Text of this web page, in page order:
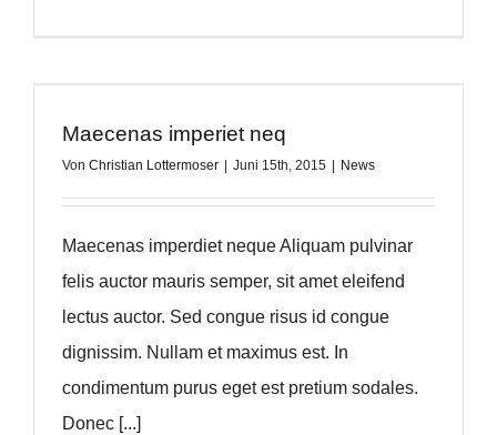
Maecenas imperiet neq
Von Christian Lottermoser Juni 15th, 2015 News
Maecenas imperdiet neque Aliquam pulvinar
felis auctor mauris semper, sit amet eleifend
lectus auctor. Sed congue risus id congue
dignissim. Nullam et maximus est. In
condimentum purus eget est pretium sodales.
Donec [...]